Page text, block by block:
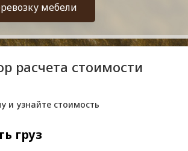
мебели
расчета стоимости
и узнайте стоимость
груз